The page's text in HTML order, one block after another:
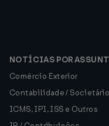
NOTÍCIAS POR
Comércio Exterior
Contabilidade / Societário
ICMS, IPI, ISS e Outros